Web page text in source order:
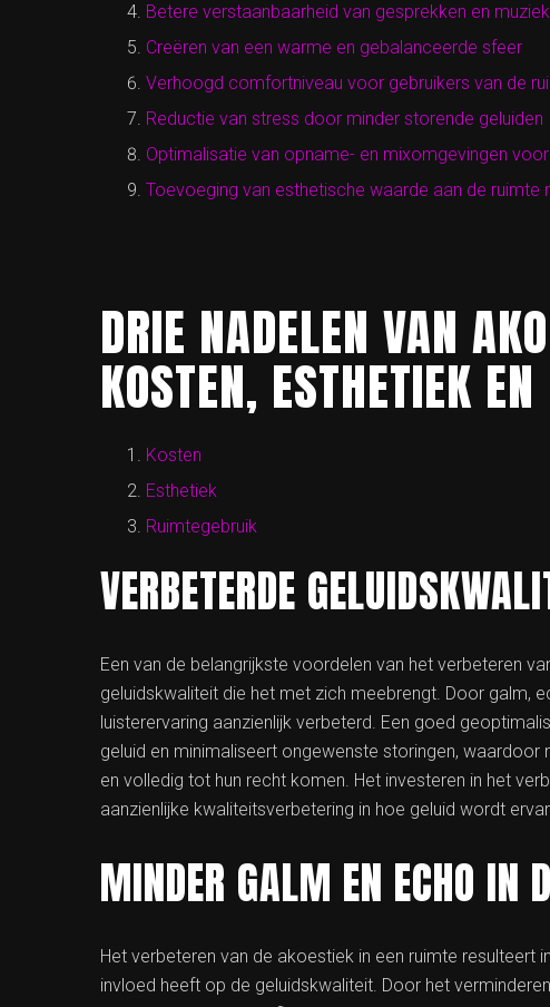
Betere verstaanbaarheid van gesprekken en muziek
Creëren van een warme en gebalanceerde sfeer
Verhoogd comfortniveau voor gebruikers van de
Reductie van stress door minder storende geluiden
Optimalisatie van opname- en mixomgevingen
Toevoeging van esthetische waarde aan de
DRIE NADELEN VAN
KOSTEN, ESTHETIEK
Kosten
Esthetiek
Ruimtegebruik
VERBETERDE
Een van de belangrijkste voordelen van het verbeteren
geluidskwaliteit die het met zich meebrengt. Door galm,
luisterervaring aanzienlijk verbeterd. Een goed
geluid en minimaliseert ongewenste storingen,
en volledig tot hun recht komen. Het investeren in het
aanzienlijke kwaliteitsverbetering in hoe geluid wordt
MINDER GALM EN ECHO IN
Het verbeteren van de akoestiek in een ruimte resulteert
invloed heeft op de geluidskwaliteit. Door het